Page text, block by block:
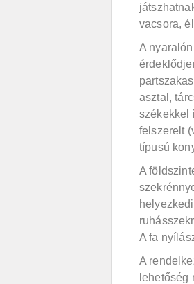
vacsora,
A
asztal,
székekkel
felszerelt
típusú
A
A fa
A
lehetőség